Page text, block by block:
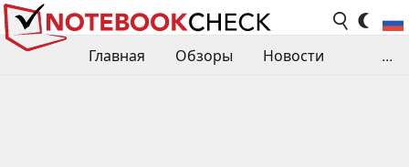
Главная Обзоры
Новости
...